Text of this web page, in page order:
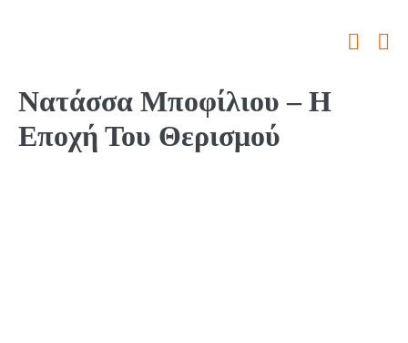
Νατάσσα Μποφίλιου – Η
Εποχή Του Θερισμού